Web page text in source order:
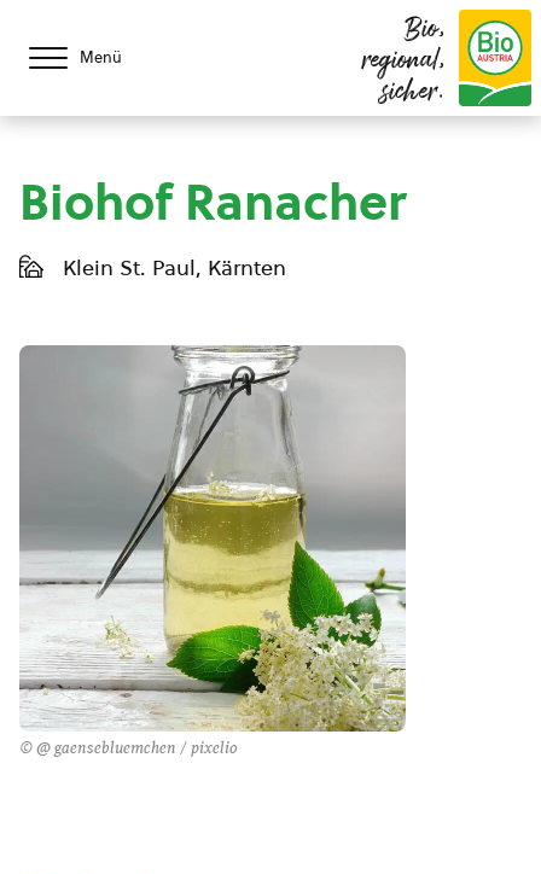
Menü
Bio,
regional,
sicher.
Biohof Ranacher
Klein St. Paul, Kärnten
© @ gaensebluemchen / pixelio